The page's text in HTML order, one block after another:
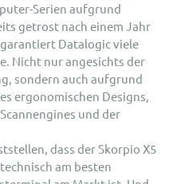
Serien aufgrund
getrost nach einem Jahr
Datalogic viele
Nicht nur angesichts der
sondern auch aufgrund
ergonomischen Designs,
und der
dass der Skorpio X5
am besten